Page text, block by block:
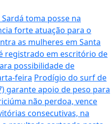
toma posse na
forte atuação para o
as mulheres em Santa
registrado em escritório de
possibilidade de
feira Prodígio do surf de
garante apoio de peso para
não perdoa, vence
consecutivas, na